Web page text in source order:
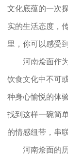
文化底蕴的一次
实的生活态度，
里，你可以感受
河南烩面作
饮食文化中不可
种身心愉悦的体
找到这样一碗简
的情感纽带，串
河南烩面的